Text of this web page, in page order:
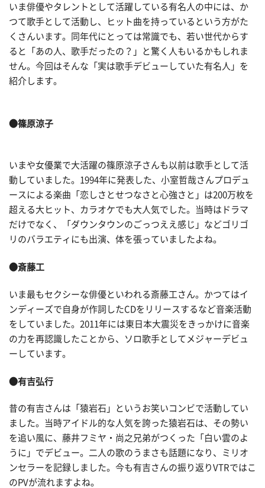
いま俳優やタレントとして活躍している有名人の中には、か
つて歌手として活動し、ヒット曲を持っているという方がた
くさんいます。同年代にとっては常識でも、若い世代からす
ると「あの人、歌手だったの？」と驚く人もいるかもしれま
せん。今回はそんな「実は歌手デビューしていた有名人」を
紹介します。
●篠原涼子
いまや女優業で大活躍の篠原涼子さんも以前は歌手として活
動していました。1994年に発表した、小室哲哉さんプロデュ
ースによる楽曲「恋しさとせつなさと心強さと」は200万枚を
超える大ヒット、カラオケでも大人気でした。当時はドラマ
だけでなく、「ダウンタウンのごっつええ感じ」などゴリゴ
リのバラエティにも出演、体を張っていましたよね。
●斎藤工
いま最もセクシーな俳優といわれる斎藤工さん。かつてはイ
ンディーズで自身が作詞したCDをリリースするなど音楽活動
をしていました。2011年には東日本大震災をきっかけに音楽
の力を再認識したことから、ソロ歌手としてメジャーデビュ
ーしています。
●有吉弘行
昔の有吉さんは「猿岩石」というお笑いコンビで活動してい
ました。当時アイドル的な人気を誇った猿岩石は、その勢い
を追い風に、藤井フミヤ・尚之兄弟がつくった「白い雲のよ
うに」でデビュー。二人の歌のうまさも話題になり、ミリオ
ンセラーを記録しました。今も有吉さんの振り返りVTRではこ
のPVが流れますよね。